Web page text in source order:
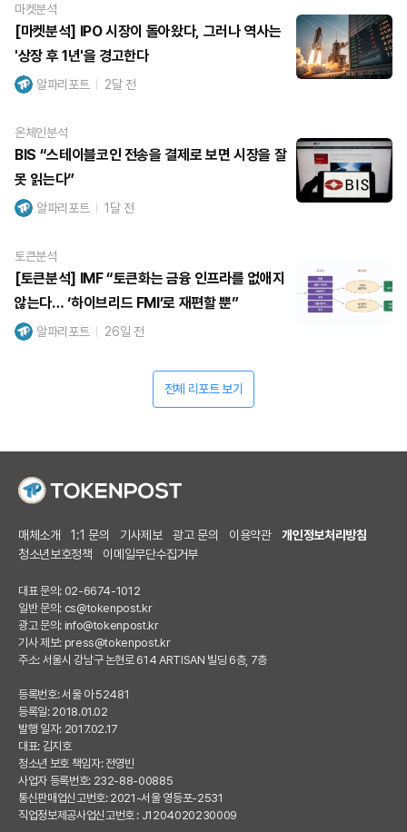
마켓분석
[마켓분석] IPO 시장이 돌아왔다, 그러나 역사는
'상장 후 1년'을 경고한다
알파리포트 2달 전
온체인분석
BIS “스테이블코인 전송을 결제로 보면 시장을 잘
못 읽는다”
알파리포트 1달 전
토큰분석
[토큰분석] IMF “토큰화는 금융 인프라를 없애지
않는다… ‘하이브리드 FMI’로 재편할 뿐”
알파리포트 26일 전
전체 리포트 보기
매체소개 1:1 문의 기사제보 광고 문의 이용약관
개인정보처리방침
청소년보호정책
이메일무단수집거부
대표 문의: 02-6674-1012
일반 문의: cs@tokenpost.kr
광고 문의: info@tokenpost.kr
기사 제보: press@tokenpost.kr
주소: 서울시 강남구 논현로 614 ARTISAN 빌딩 6층, 7층
등록번호: 서울 아 52481
등록일: 2018.01.02
발행 일자: 2017.02.17
대표: 김지호
청소년 보호 책임자: 전영빈
사업자 등록번호: 232-88-00885
통신판매업신고번호: 2021-서울 영등포-2531
직업정보제공사업신고번호 : J1204020230009